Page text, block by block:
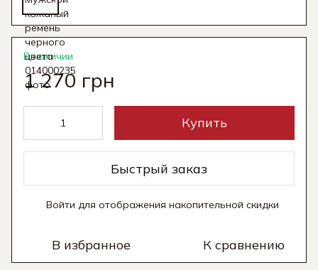
В наличии
1 270 грн
Купить
Быстрый заказ
Войти для отображения накопительной скидки
В избранное К сравнению